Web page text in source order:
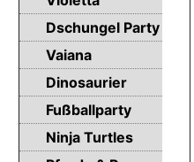
Dschungel Party
Vaiana
Dinosaurier
Fußballparty
Ninja Turtles